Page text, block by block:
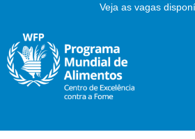
Veja as vagas